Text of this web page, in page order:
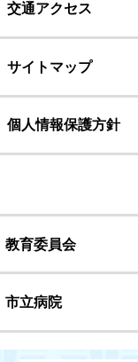
交通アクセス
サイトマップ
個人情報保護方針
教育委員会
市立病院